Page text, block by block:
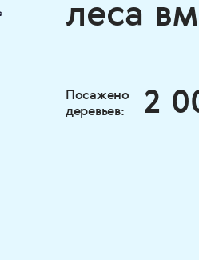
Посажено
деревьев:
2
леса